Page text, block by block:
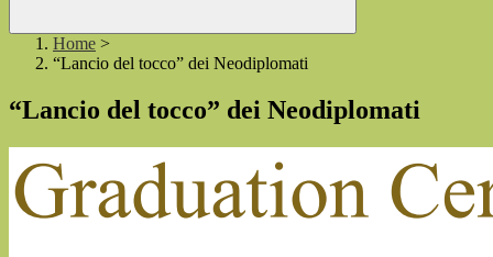
Home >
“Lancio del tocco” dei Neodiplomati
“Lancio del tocco” dei Neodiplomati